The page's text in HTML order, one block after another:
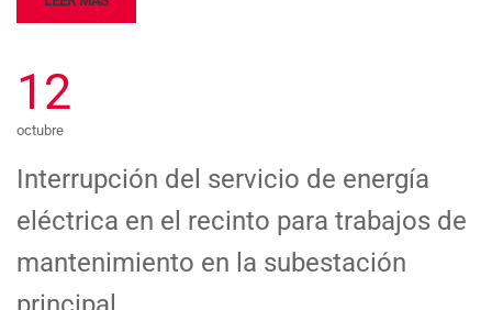
12
octubre
Interrupción del servicio de energía
eléctrica en el recinto para trabajos de
mantenimiento en la subestación